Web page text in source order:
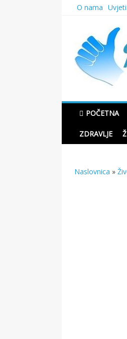
O nama
POČETNA
ZDRAVLJE
Naslovnica »